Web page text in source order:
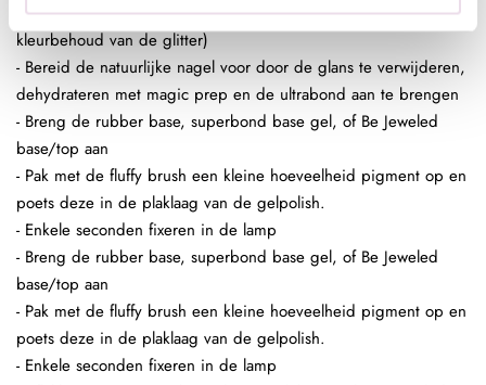
In de plaklaag van de clear gelpolish (voor een optimaal
kleurbehoud van de glitter)
- Bereid de natuurlijke nagel voor door de glans te verwijderen,
dehydrateren met magic prep en de ultrabond aan te brengen
- Breng de rubber base, superbond base gel, of Be Jeweled
base/top aan
- Pak met de fluffy brush een kleine hoeveelheid pigment op en
poets deze in de plaklaag van de gelpolish.
- Enkele seconden fixeren in de lamp
- Breng de rubber base, superbond base gel, of Be Jeweled
base/top aan
- Pak met de fluffy brush een kleine hoeveelheid pigment op en
poets deze in de plaklaag van de gelpolish.
- Enkele seconden fixeren in de lamp